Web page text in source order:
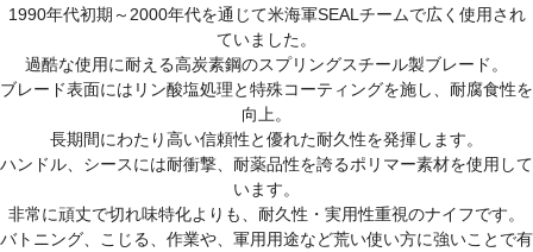
1990年代初期～2000年代を通じて米海軍SEALチームで広く使用され
ていました。
過酷な使用に耐える高炭素鋼のスプリングスチール製ブレード。
ブレード表面にはリン酸塩処理と特殊コーティングを施し、耐腐食性を
向上。
長期間にわたり高い信頼性と優れた耐久性を発揮します。
ハンドル、シースには耐衝撃、耐薬品性を誇るポリマー素材を使用して
います。
非常に頑丈で切れ味特化よりも、耐久性・実用性重視のナイフです。
バトニング、こじる、作業や、軍用用途など荒い使い方に強いことで有